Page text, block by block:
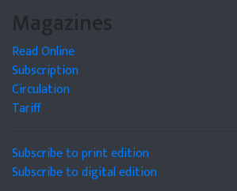
Magazines
Read Online
Subscription
Circulation
Tariff
Subscribe to print edition
Subscribe to digital edition